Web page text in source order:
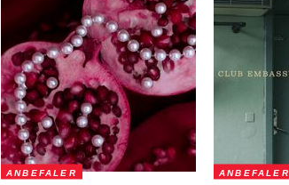
ANBEFALER ANBEFALER